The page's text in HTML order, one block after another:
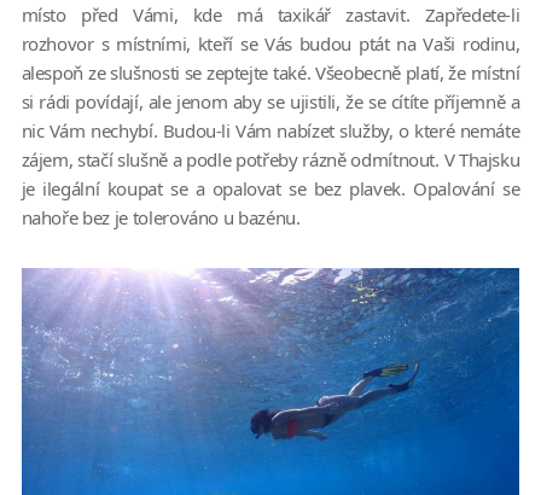
místo před Vámi, kde má taxikář zastavit. Zapředete-li
rozhovor s místními, kteří se Vás budou ptát na Vaši rodinu,
alespoň ze slušnosti se zeptejte také. Všeobecně platí, že místní
si rádi povídají, ale jenom aby se ujistili, že se cítíte příjemně a
nic Vám nechybí. Budou-li Vám nabízet služby, o které nemáte
zájem, stačí slušně a podle potřeby rázně odmítnout. V Thajsku
je ilegální koupat se a opalovat se bez plavek. Opalování se
nahoře bez je tolerováno u bazénu.